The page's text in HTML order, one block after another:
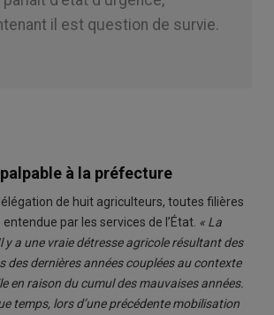
il est question de survie.
à la préfecture
de huit agriculteurs, toutes filières
par les services de l’État. « La
y a une vraie détresse agricole résultant des
des dernières années couplées au contexte
en raison du cumul des mauvaises années.
temps, lors d’une précédente mobilisation